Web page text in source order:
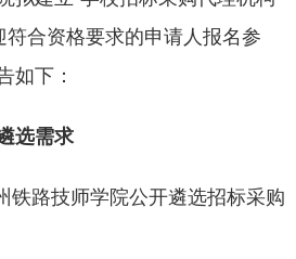
符合资格要求的申请人报名参
如下：
选需求
铁路技师学院公开遴选招标采购